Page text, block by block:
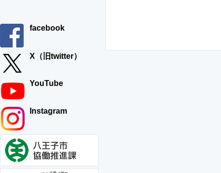
facebook
X（旧twitter）
YouTube
Instagram